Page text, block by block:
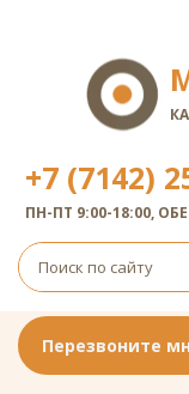
+7 (7142)
ПН-ПТ 9:00-18:00,
Перезвоните